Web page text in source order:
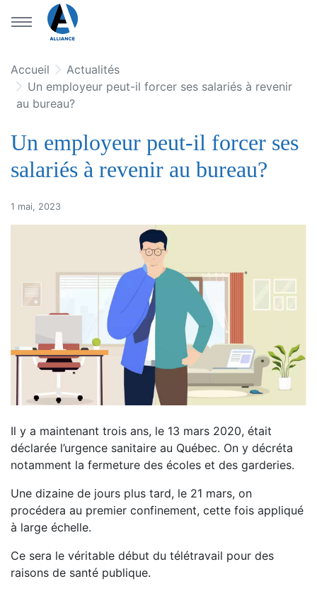
Aller au menu principal
Aller au contenu principal
Accueil
Actualités
Un employeur peut-il forcer ses salariés à revenir
au bureau?
Un employeur peut-il forcer ses
salariés à revenir au bureau?
1 mai, 2023
Il y a maintenant trois ans, le 13 mars 2020, était
déclarée l’urgence sanitaire au Québec. On y décréta
notamment la fermeture des écoles et des garderies.
Une dizaine de jours plus tard, le 21 mars, on
procédera au premier confinement, cette fois appliqué
à large échelle.
Ce sera le véritable début du télétravail pour des
raisons de santé publique.